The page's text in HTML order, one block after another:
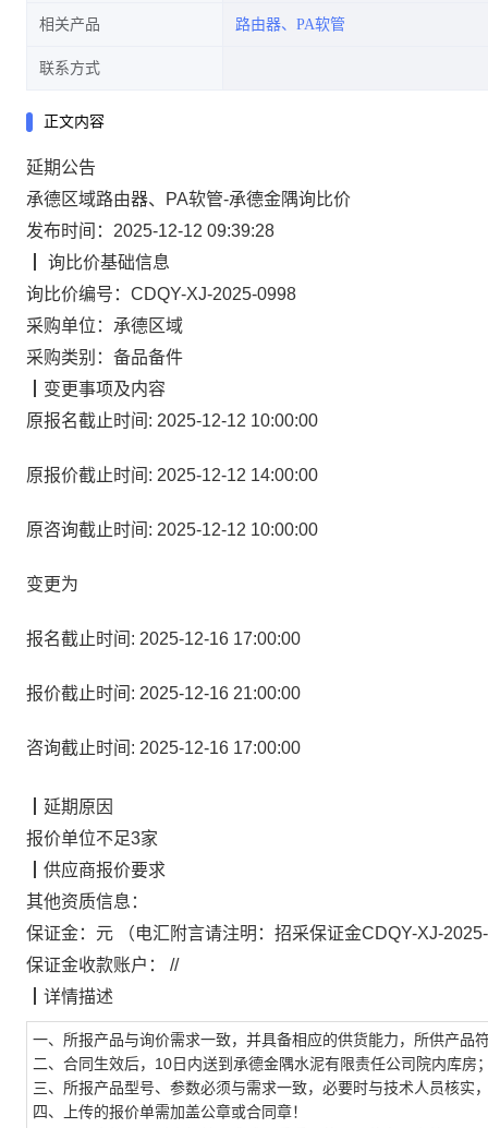
相关产品 路由器、PA软管
联系方式
正文内容
延期公告
承德区域路由器、PA软管-承德金隅询比价
发布时间：2025-12-12 09:39:28
询比价基础信息
询比价编号： CDQY-XJ-2025-0998
采购单位： 承德区域
采购类别： 备品备件
变更事项及内容
原报名截止时间: 2025-12-12 10:00:00
原报价截止时间: 2025-12-12 14:00:00
原咨询截止时间: 2025-12-12 10:00:00
变更为
报名截止时间: 2025-12-16 17:00:00
报价截止时间: 2025-12-16 21:00:00
咨询截止时间: 2025-12-16 17:00:00
延期原因
报价单位不足3家
供应商报价要求
其他资质信息：
保证金： 元 （电汇附言请注明： 招采保证金CDQY-XJ-
保证金收款账户：
//
详情描述
一、所报产品与询价需求一致，并具备相应的供货能力，所供产品
二、合同生效后，10日内送到承德金隅水泥有限责任公司院内库房
三、所报产品型号、参数必须与需求一致，必要时与技术人员核实
四、上传的报价单需加盖公章或合同章！